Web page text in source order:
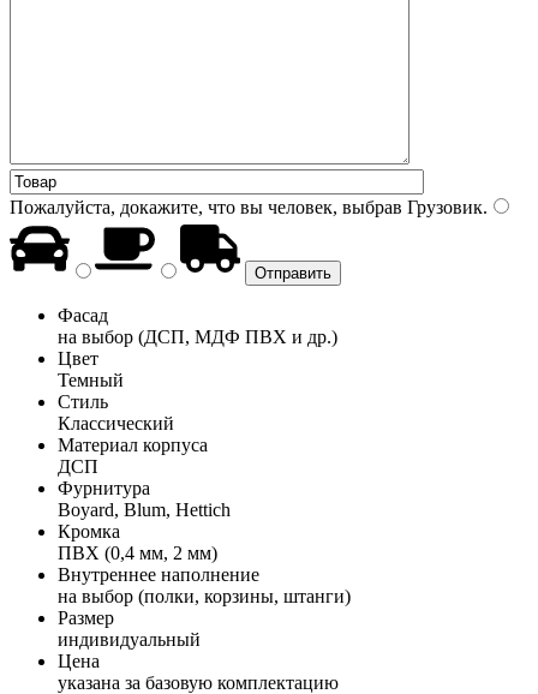
Пожалуйста, докажите, что вы человек, выбрав Грузовик.
Фасад
на выбор (ДСП, МДФ ПВХ и др.)
Цвет
Темный
Стиль
Классический
Материал корпуса
ДСП
Фурнитура
Boyard, Blum, Hettich
Кромка
ПВХ (0,4 мм, 2 мм)
Внутреннее наполнение
на выбор (полки, корзины, штанги)
Размер
индивидуальный
Цена
указана за базовую комплектацию